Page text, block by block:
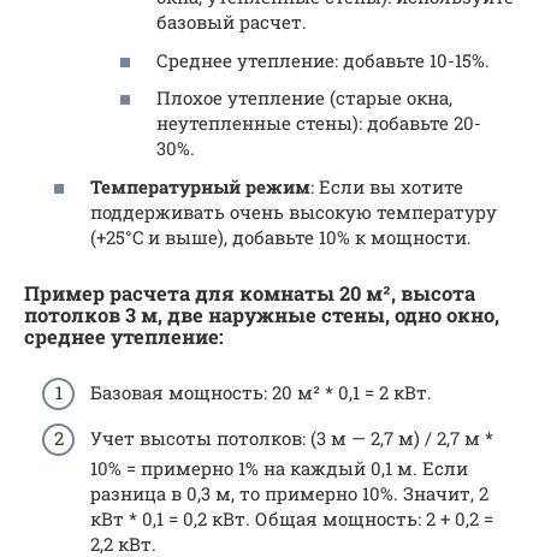
базовый расчет.
Среднее утепление: добавьте 10-15%.
Плохое утепление (старые окна,
неутепленные стены): добавьте 20-
30%.
Температурный режим: Если вы хотите
поддерживать очень высокую температуру
(+25°C и выше), добавьте 10% к мощности.
Пример расчета для комнаты 20 м², высота
потолков 3 м, две наружные стены, одно окно,
среднее утепление:
Базовая мощность: 20 м² * 0,1 = 2 кВт.
Учет высоты потолков: (3 м — 2,7 м) / 2,7 м *
10% = примерно 1% на каждый 0,1 м. Если
разница в 0,3 м, то примерно 10%. Значит, 2
кВт * 0,1 = 0,2 кВт. Общая мощность: 2 + 0,2 =
2,2 кВт.